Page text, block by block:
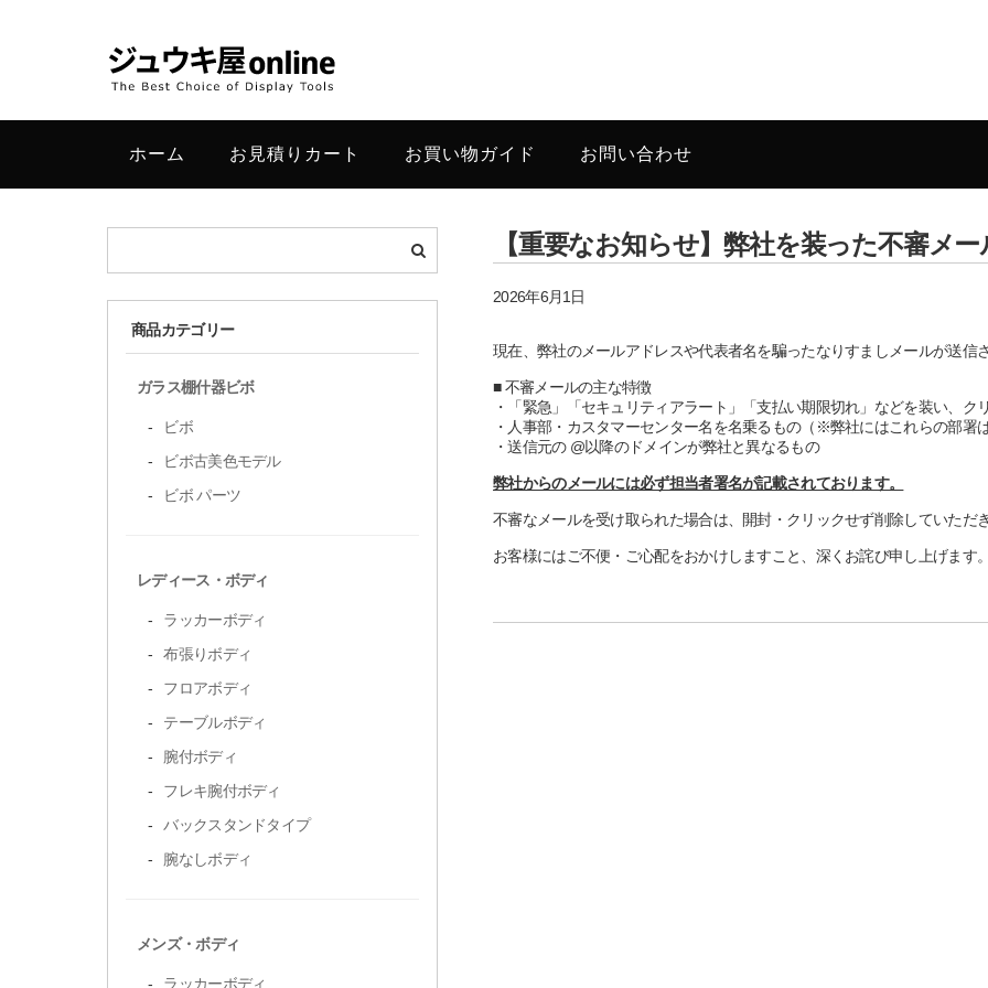
ホーム お見積りカート お買い物ガイド お問い合わせ
【重要なお知らせ】弊社を装った不審メ
2026年6月1日
現在、弊社のメールアドレスや代表者名を騙ったなりすましメールが送信
■ 不審メールの主な特徴
・「緊急」「セキュリティアラート」「支払い期限切れ」などを装い、ク
・人事部・カスタマーセンター名を名乗るもの（※弊社にはこれらの部署
・送信元の @以降のドメインが弊社と異なるもの
弊社からのメールには必ず担当者署名が記載されております。
不審なメールを受け取られた場合は、開封・クリックせず削除していただ
お客様にはご不便・ご心配をおかけしますこと、深くお詫び申し上げます。
商品カテゴリー
ガラス棚什器ビボ
ビボ
ビボ古美色モデル
ビボ パーツ
レディース・ボディ
ラッカーボディ
布張りボディ
フロアボディ
テーブルボディ
腕付ボディ
フレキ腕付ボディ
バックスタンドタイプ
腕なしボディ
メンズ・ボディ
ラッカーボディ